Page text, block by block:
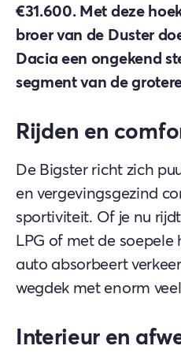
€31.600. Met deze
broer van de Duster
Dacia een ongekend
segment van de
Rijden en
De Bigster richt zich
en vergevingsgezind
sportiviteit. Of je nu
LPG of met de
auto absorbeert
wegdek met enorm
Interieur en